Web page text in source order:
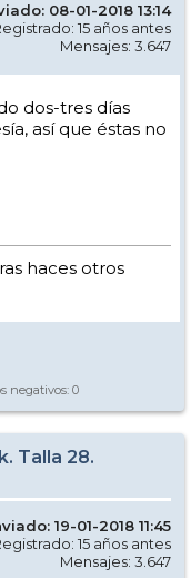
08-01-2018 13:14
15 años antes
Mensajes: 3.647
dos-tres días
así que éstas no
haces otros
negativos: 0
Talla 28.
19-01-2018 11:45
15 años antes
Mensajes: 3.647